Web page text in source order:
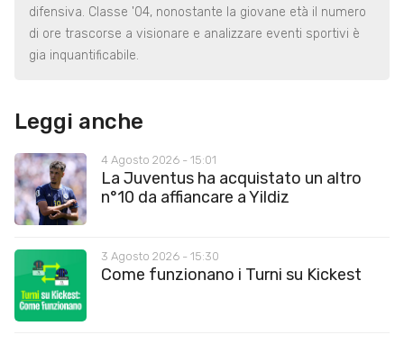
difensiva. Classe '04, nonostante la giovane età il numero
di ore trascorse a visionare e analizzare eventi sportivi è
gia inquantificabile.
Leggi anche
4 Agosto 2026 - 15:01
La Juventus ha acquistato un altro
n°10 da affiancare a Yildiz
3 Agosto 2026 - 15:30
Come funzionano i Turni su Kickest